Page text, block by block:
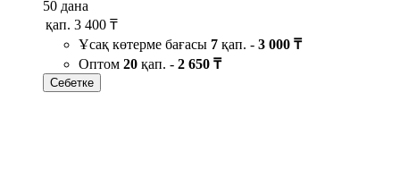
50 дана
қап. 3 400 ₸
Ұсақ көтерме бағасы 7 қап. - 3 000 ₸
Оптом 20 қап. - 2 650 ₸
Себетке